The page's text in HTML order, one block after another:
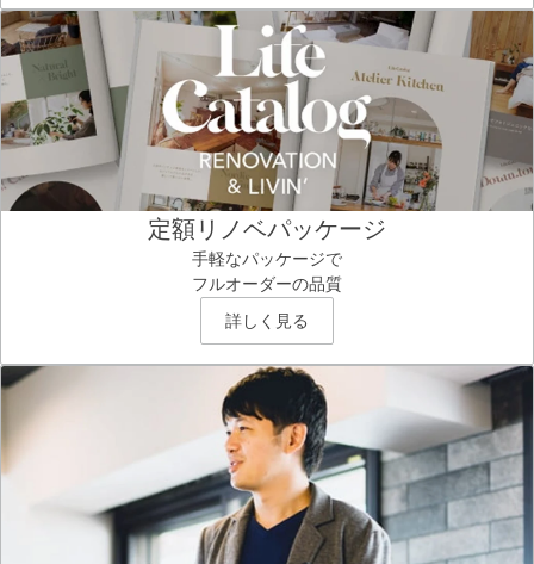
定額リノベパッケージ
手軽なパッケージで
フルオーダーの品質
詳しく見る